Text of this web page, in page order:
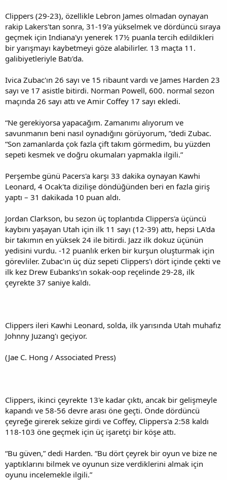
Clippers (29-23), özellikle Lebron James olmadan oynayan
rakip Lakers'tan sonra, 31-19'a yükselmek ve dördüncü sıraya
geçmek için Indiana'yı yenerek 17½ puanla tercih edildikleri
bir yarışmayı kaybetmeyi göze alabilirler. 13 maçta 11.
galibiyetleriyle Batı'da.
Ivica Zubac'ın 26 sayı ve 15 ribaunt vardı ve James Harden 23
sayı ve 17 asistle bitirdi. Norman Powell, 600. normal sezon
maçında 26 sayı attı ve Amir Coffey 17 sayı ekledi.
“Ne gerekiyorsa yapacağım. Zamanımı alıyorum ve
savunmanın beni nasıl oynadığını görüyorum, ”dedi Zubac.
“Son zamanlarda çok fazla çift takım görmedim, bu yüzden
sepeti kesmek ve doğru okumaları yapmakla ilgili.”
Perşembe günü Pacers'a karşı 33 dakika oynayan Kawhi
Leonard, 4 Ocak'ta dizilişe döndüğünden beri en fazla giriş
yaptı – 31 dakikada 10 puan aldı.
Jordan Clarkson, bu sezon üç toplantıda Clippers'a üçüncü
kaybını yaşayan Utah için ilk 11 sayı (12-39) attı, hepsi LA'da
bir takımın en yüksek 24 ile bitirdi. Jazz ilk dokuz üçünün
yedisini vurdu. -12 puanlık erken bir kurşun oluşturmak için
görevliler. Zubac'ın üç düz sepeti Clippers'ı dört içinde çekti ve
ilk kez Drew Eubanks'ın sokak-oop reçelinde 29-28, ilk
çeyrekte 37 saniye kaldı.
Clippers ileri Kawhi Leonard, solda, ilk yarısında Utah muhafız
Johnny Juzang'ı geçiyor.
(Jae C. Hong / Associated Press)
Clippers, ikinci çeyrekte 13'e kadar çıktı, ancak bir gelişmeyle
kapandı ve 58-56 devre arası öne geçti. Önde dördüncü
çeyreğe girerek sekize girdi ve Coffey, Clippers'a 2:58 kaldı
118-103 öne geçmek için üç işaretçi bir köşe attı.
“Bu güven,” dedi Harden. “Bu dört çeyrek bir oyun ve bize ne
yaptıklarını bilmek ve oyunun size verdiklerini almak için
oyunu incelemekle ilgili.”